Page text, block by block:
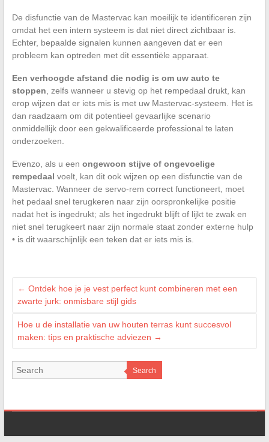
De disfunctie van de Mastervac kan moeilijk te identificeren zijn
omdat het een intern systeem is dat niet direct zichtbaar is.
Echter, bepaalde signalen kunnen aangeven dat er een
probleem kan optreden met dit essentiële apparaat.
Een verhoogde afstand die nodig is om uw auto te
stoppen , zelfs wanneer u stevig op het rempedaal drukt, kan
erop wijzen dat er iets mis is met uw Mastervac-systeem. Het is
dan raadzaam om dit potentieel gevaarlijke scenario
onmiddellijk door een gekwalificeerde professional te laten
onderzoeken.
Evenzo, als u een ongewoon stijve of ongevoelige
rempedaal voelt, kan dit ook wijzen op een disfunctie van de
Mastervac. Wanneer de servo-rem correct functioneert, moet
het pedaal snel terugkeren naar zijn oorspronkelijke positie
nadat het is ingedrukt; als het ingedrukt blijft of lijkt te zwak en
niet snel terugkeert naar zijn normale staat zonder externe hulp
• is dit waarschijnlijk een teken dat er iets mis is.
← Ontdek hoe je je vest perfect kunt combineren met een
zwarte jurk: onmisbare stijl gids
Hoe u de installatie van uw houten terras kunt succesvol
maken: tips en praktische adviezen →
Search